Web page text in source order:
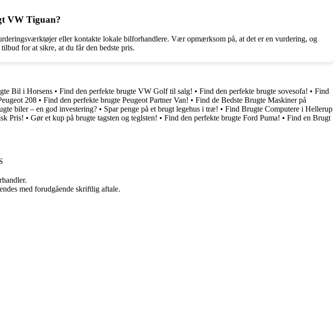
VW Tiguan?
eller kontakte lokale bilforhandlere. Vær opmærksom på, at det er en vurdering, og
for at sikre, at du får den bedste pris.
Bil i Horsens • Find den perfekte brugte VW Golf til salg! • Find den perfekte brugte sovesofa! • Find
208 • Find den perfekte brugte Peugeot Partner Van! • Find de Bedste Brugte Maskiner på
biler – en god investering? • Spar penge på et brugt legehus i træ! • Find Brugte Computere i Hellerup
Pris! • Gør et kup på brugte tagsten og teglsten! • Find den perfekte brugte Ford Puma! • Find en Brugt
med forudgående skriftlig aftale.